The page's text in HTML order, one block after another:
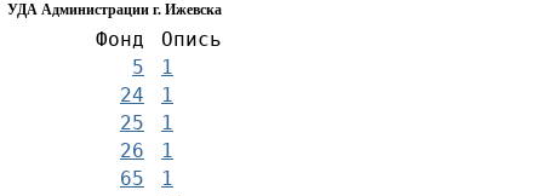
УДА Администрации г. Ижевска
Фонд
Опись
5
1
24
1
25
1
26
1
65
1